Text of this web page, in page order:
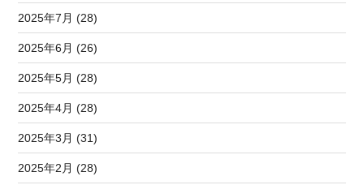
2025年7月 (28)
2025年6月 (26)
2025年5月 (28)
2025年4月 (28)
2025年3月 (31)
2025年2月 (28)